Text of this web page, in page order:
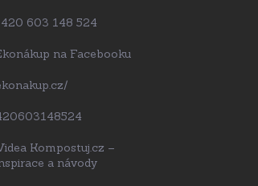
603 148 524
na Facebooku
Kompostuj.cz –
a návody